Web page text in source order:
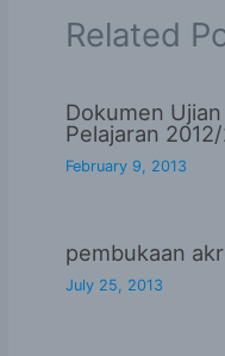
Related
Dokumen
Pelajaran
February 9, 2013
pembukaan
July 25, 2013